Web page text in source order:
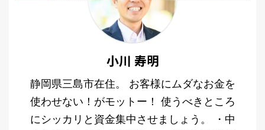
小川 寿明
静岡県三島市在住。 お客様にムダなお金を
使わせない！がモットー！ 使うべきところ
にシッカリと資金集中させましょう。 ・中